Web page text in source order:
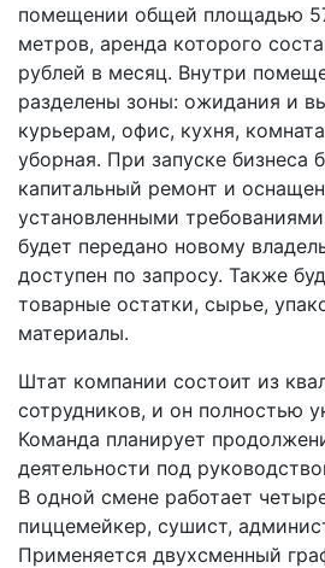
помещении общей площадью
метров, аренда которого
рублей в месяц. Внутри
разделены зоны: ожидания и
курьерам, офис, кухня,
уборная. При запуске бизнеса
капитальный ремонт и
установленными
будет передано новому
доступен по запросу. Также
товарные остатки, сырье,
материалы.
Штат компании состоит из
сотрудников, и он полностью
Команда планирует
деятельности под
В одной смене работает
пиццемейкер, сушист,
Применяется двухсменный